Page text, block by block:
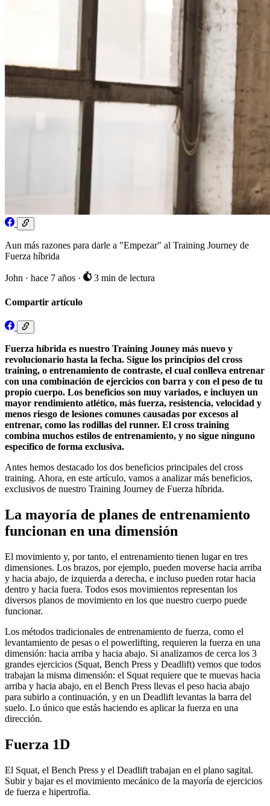
Aun más razones para darle a "Empezar" al Training Journey de
Fuerza híbrida
John · hace 7 años · 3 min de lectura
Compartir artículo
Fuerza híbrida es nuestro Training Jouney más nuevo y
revolucionario hasta la fecha. Sigue los principios del cross
training, o entrenamiento de contraste, el cual conlleva entrenar
con una combinación de ejercicios con barra y con el peso de tu
propio cuerpo. Los beneficios son muy variados, e incluyen un
mayor rendimiento atlético, más fuerza, resistencia, velocidad y
menos riesgo de lesiones comunes causadas por excesos al
entrenar, como las rodillas del runner. El cross training
combina muchos estilos de entrenamiento, y no sigue ninguno
específico de forma exclusiva.
Antes hemos destacado los dos beneficios principales del cross
training. Ahora, en este artículo, vamos a analizar más beneficios,
exclusivos de nuestro Training Journey de Fuerza híbrida.
La mayoría de planes de entrenamiento
funcionan en una dimensión
El movimiento y, por tanto, el entrenamiento tienen lugar en tres
dimensiones. Los brazos, por ejemplo, pueden moverse hacia arriba
y hacia abajo, de izquierda a derecha, e incluso pueden rotar hacia
dentro y hacia fuera. Todos esos movimientos representan los
diversos planos de movimiento en los que nuestro cuerpo puede
funcionar.
Los métodos tradicionales de entrenamiento de fuerza, como el
levantamiento de pesas o el powerlifting, requieren la fuerza en una
dimensión: hacia arriba y hacia abajo. Si analizamos de cerca los 3
grandes ejercicios (Squat, Bench Press y Deadlift) vemos que todos
trabajan la misma dimensión: el Squat requiere que te muevas hacia
arriba y hacia abajo, en el Bench Press llevas el peso hacia abajo
para subirlo a continuación, y en un Deadlift levantas la barra del
suelo. Lo único que estás haciendo es aplicar la fuerza en una
dirección.
Fuerza 1D
El Squat, el Bench Press y el Deadlift trabajan en el plano sagital.
Subir y bajar es el movimiento mecánico de la mayoría de ejercicios
de fuerza e hipertrofia.